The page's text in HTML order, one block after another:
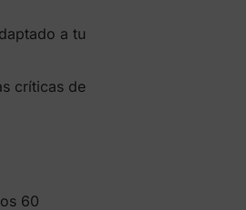
a tu
críticas de
60